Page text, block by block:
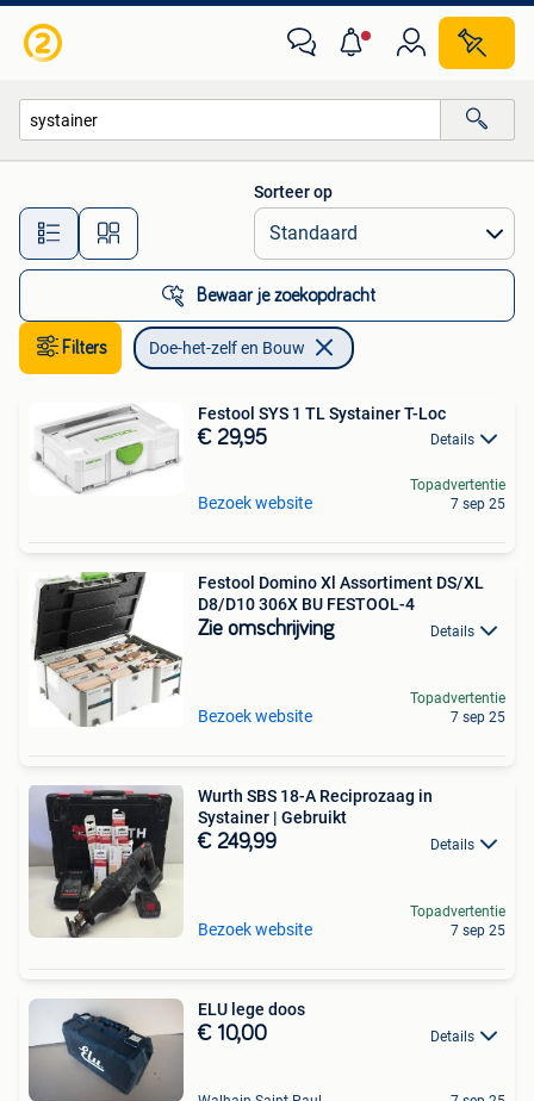
Alle afstanden…
Sorteer op
Bewaar je zoekopdracht
Filters Doe-het-zelf en Bouw
Festool SYS 1 TL Systainer T-Loc
€ 29,95 Details
Bezoek website
Topadvertentie
7 sep 25
Festool Domino Xl Assortiment DS/XL
D8/D10 306X BU FESTOOL-4
Zie omschrijving Details
Bezoek website
Topadvertentie
7 sep 25
Wurth SBS 18-A Reciprozaag in
Systainer | Gebruikt
€ 249,99 Details
Bezoek website
Topadvertentie
7 sep 25
ELU lege doos
€ 10,00 Details